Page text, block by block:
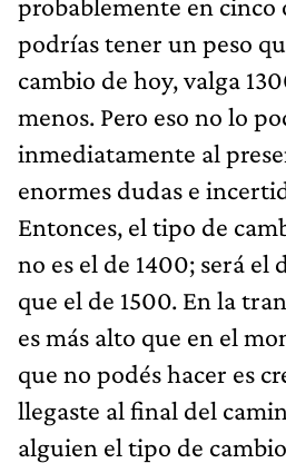
probablemente en
podrías tener un peso
cambio de hoy, valga
menos. Pero eso no lo
inmediatamente al
enormes dudas e
Entonces, el tipo de
no es el de 1400; será el
que el de 1500. En la
es más alto que en el
que no podés hacer es
llegaste al final del
alguien el tipo de